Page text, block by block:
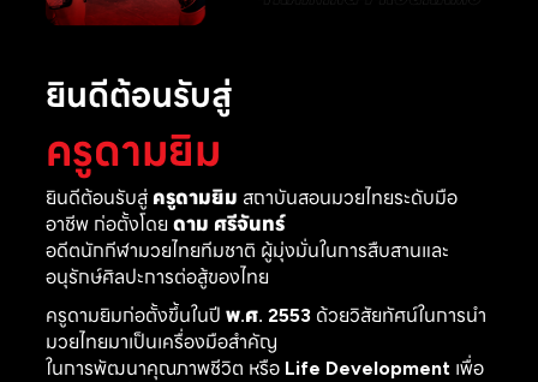
ยินดีต้อนรับสู่
ครูดามยิม
ยินดีต้อนรับสู่ ครูดามยิม สถาบันสอนมวยไทยระดับมือ
อาชีพ ก่อตั้งโดย ดาม ศรีจันทร์
อดีตนักกีฬามวยไทยทีมชาติ ผู้มุ่งมั่นในการสืบสานและ
อนุรักษ์ศิลปะการต่อสู้ของไทย
ครูดามยิมก่อตั้งขึ้นในปี พ.ศ. 2553ด้วยวิสัยทัศน์ในการนำ
มวยไทยมาเป็นเครื่องมือสำคัญ
ในการพัฒนาคุณภาพชีวิต หรือ Life Developmentเพื่อ